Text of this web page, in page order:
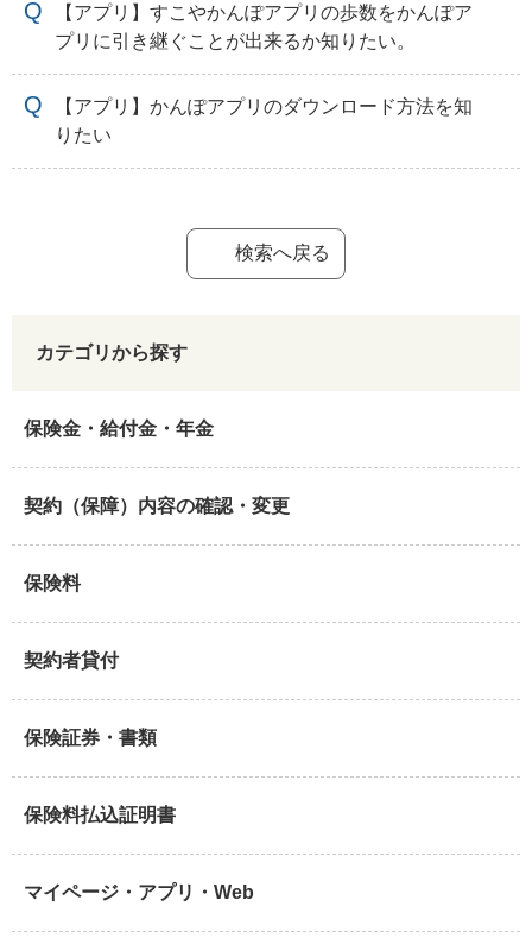
【アプリ】すこやかんぽアプリの歩数をかんぽア
プリに引き継ぐことが出来るか知りたい。
【アプリ】かんぽアプリのダウンロード方法を知
りたい
検索へ戻る
カテゴリから探す
保険金・給付金・年金
契約（保障）内容の確認・変更
保険料
契約者貸付
保険証券・書類
保険料払込証明書
マイページ・アプリ・Web